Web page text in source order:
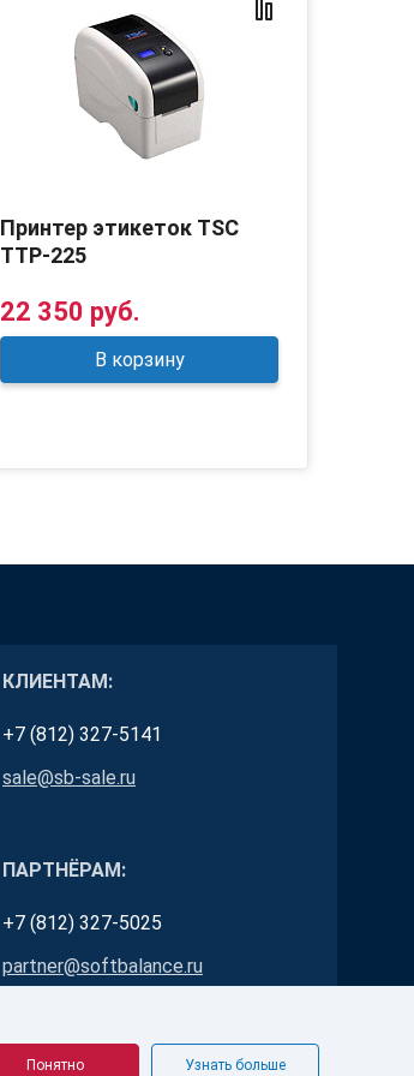
Принтер этикеток TSC
TTP-225
22 350 руб.
В корзину
КЛИЕНТАМ:
+7 (812) 327-5141
sale@sb-sale.ru
ПАРТНЁРАМ:
+7 (812) 327-5025
partner@softbalance.ru
Понятно Узнать больше